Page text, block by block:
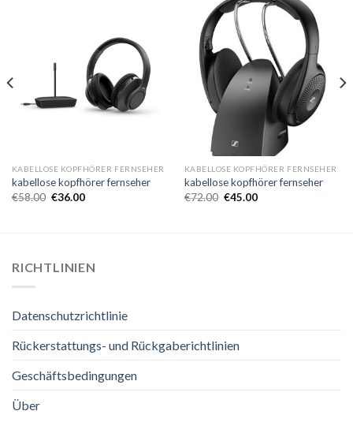
KABELLOSE KOPFHÖRER FERNSEHER
kabellose kopfhörer fernseher
€58.00 €36.00
KABELLOSE KOPFHÖRER FERNSEHER
kabellose kopfhörer fernseher
€72.00 €45.00
RICHTLINIEN
Datenschutzrichtlinie
Rückerstattungs- und Rückgaberichtlinien
Geschäftsbedingungen
Über